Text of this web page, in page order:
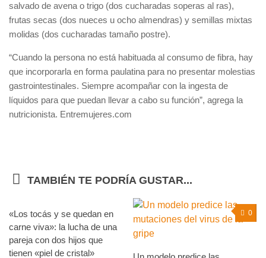
salvado de avena o trigo (dos cucharadas soperas al ras),
frutas secas (dos nueces u ocho almendras) y semillas mixtas
molidas (dos cucharadas tamaño postre).
“Cuando la persona no está habituada al consumo de fibra, hay
que incorporarla en forma paulatina para no presentar molestias
gastrointestinales. Siempre acompañar con la ingesta de
líquidos para que puedan llevar a cabo su función”, agrega la
nutricionista. Entremujeres.com
TAMBIÉN TE PODRÍA GUSTAR...
«Los tocás y se quedan en
carne viva»: la lucha de una
pareja con dos hijos que
tienen «piel de cristal»
0